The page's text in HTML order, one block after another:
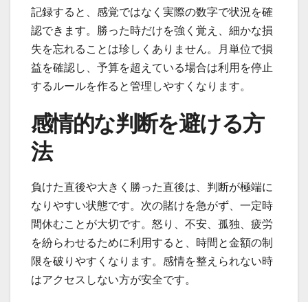
記録すると、感覚ではなく実際の数字で状況を確
認できます。勝った時だけを強く覚え、細かな損
失を忘れることは珍しくありません。月単位で損
益を確認し、予算を超えている場合は利用を停止
するルールを作ると管理しやすくなります。
感情的な判断を避ける方
法
負けた直後や大きく勝った直後は、判断が極端に
なりやすい状態です。次の賭けを急がず、一定時
間休むことが大切です。怒り、不安、孤独、疲労
を紛らわせるために利用すると、時間と金額の制
限を破りやすくなります。感情を整えられない時
はアクセスしない方が安全です。